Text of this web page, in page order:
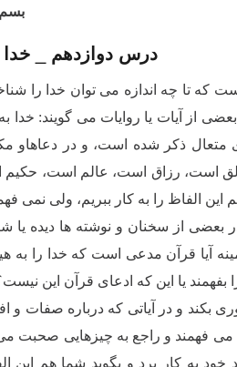
بسم
درس دوازدهم _ خدا
كه تا چه اندازه مى توان خدا را
از آیات یا روایات مى گویند:
متعال ذكر شده است، و در دعاهاو
است، رزاق است، عالم است،
این الفاظ را به كار ببریم، ولى نمى
بعضى از سخنان و نوشته ها دیده
آیا قرآن مدعى است كه خدا را
بفهمند یا این كه ادعاى قرآن این
بكند و در آیاتى كه درباره صفات
مى فهمند و راجع به چیزهایى صحبت
به كار برد و بگوید شما هم این